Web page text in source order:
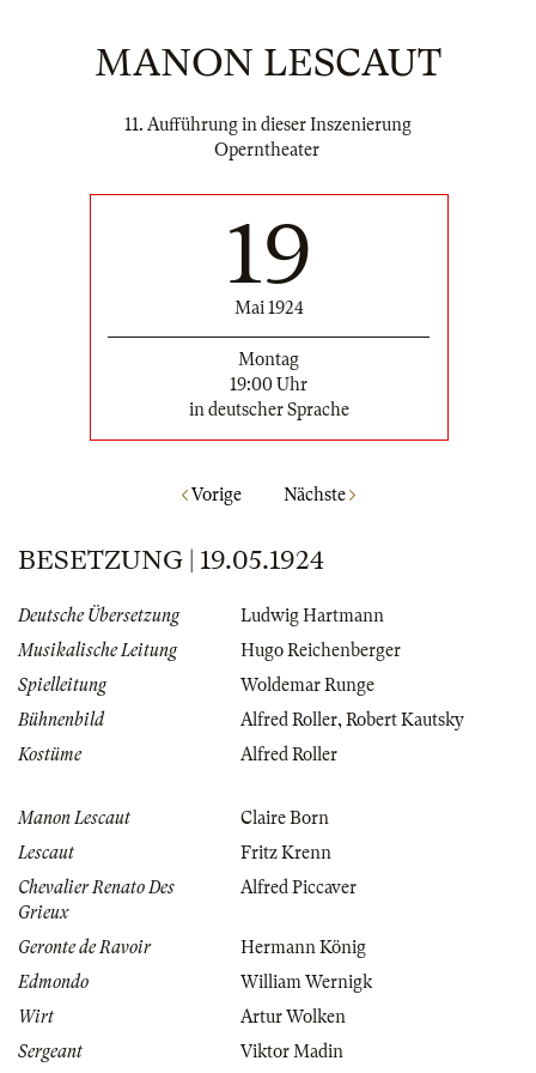
MANON LESCAUT
11. Aufführung in dieser Inszenierung
Operntheater
19
Mai 1924
Montag
19:00 Uhr
in deutscher Sprache
Vorige Nächste
BESETZUNG | 19.05.1924
Deutsche Übersetzung
Ludwig Hartmann
Musikalische Leitung
Hugo Reichenberger
Spielleitung
Woldemar Runge
Bühnenbild
Alfred Roller,Robert Kautsky
Kostüme
Alfred Roller
Manon Lescaut
Claire Born
Lescaut
Fritz Krenn
Chevalier Renato Des
Grieux
Alfred Piccaver
Geronte de Ravoir
Hermann König
Edmondo
William Wernigk
Wirt
Artur Wolken
Sergeant
Viktor Madin